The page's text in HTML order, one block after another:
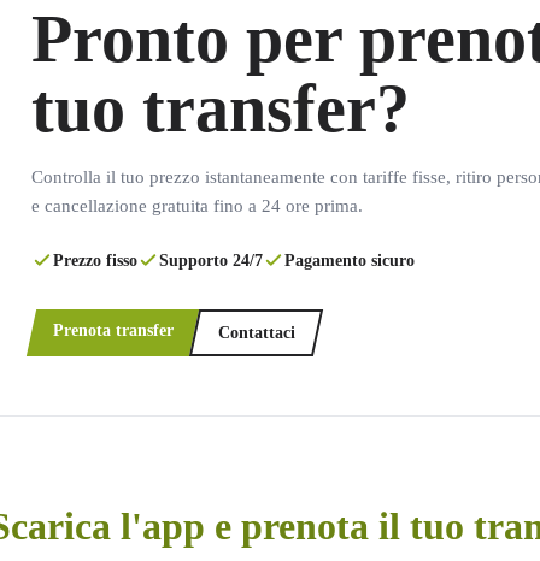
Pronto per
tuo transfer?
Controlla il tuo prezzo istantaneamente con tariffe fisse, ritiro
e cancellazione gratuita fino a 24 ore prima.
Prezzo fisso Supporto 24/7 Pagamento sicuro
Prenota transfer Contattaci
l'app e prenota il tuo